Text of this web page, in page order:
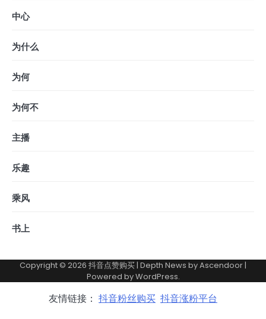
中心
为什么
为何
为何不
主播
乐趣
乘风
书上
Copyright © 2026 抖音点赞购买| Depth News byAscendoor|
Powered byWordPress.
友情链接： 抖音粉丝购买 抖音涨粉平台